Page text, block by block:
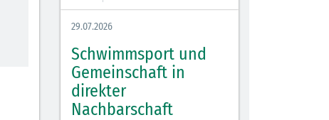
29.07.2026
Schwimmsport und
Gemeinschaft in
direkter
Nachbarschaft